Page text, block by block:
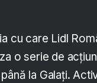
cu care Lidl
o serie de
la Galați.